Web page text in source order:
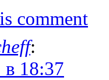
comment
:
в 18:37